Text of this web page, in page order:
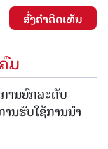
ສົ່ງຄໍາຄິດເຫັນ
ມ
ານຍົກລະດັບ
ນຮັບໃຊ້ການນໍາ